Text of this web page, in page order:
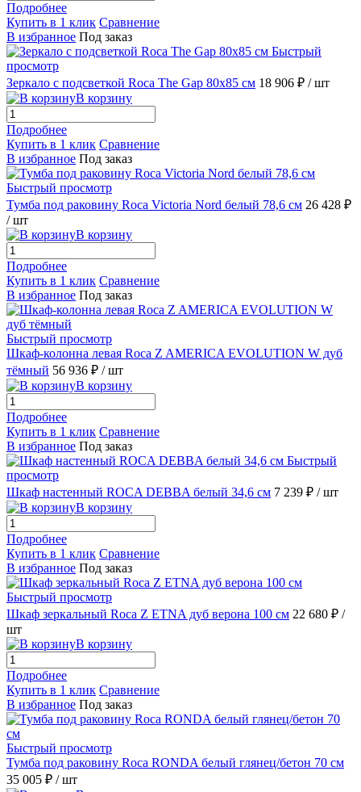
Подробнее
Купить в 1 клик Сравнение
В избранное Под заказ
Быстрый
просмотр
Зеркало с подсветкой Roca The Gap 80х85 см 18 906 ₽ / шт
В корзину
Подробнее
Купить в 1 клик Сравнение
В избранное Под заказ
Быстрый просмотр
Тумба под раковину Roca Victoria Nord белый 78,6 см 26 428 ₽
/ шт
В корзину
Подробнее
Купить в 1 клик Сравнение
В избранное Под заказ
Быстрый просмотр
Шкаф-колонна левая Roca Z AMERICA EVOLUTION W дуб
тёмный 56 936 ₽ / шт
В корзину
Подробнее
Купить в 1 клик Сравнение
В избранное Под заказ
Быстрый
просмотр
Шкаф настенный ROCA DEBBA белый 34,6 см 7 239 ₽ / шт
В корзину
Подробнее
Купить в 1 клик Сравнение
В избранное Под заказ
Быстрый просмотр
Шкаф зеркальный Roca Z ETNA дуб верона 100 см 22 680 ₽ /
шт
В корзину
Подробнее
Купить в 1 клик Сравнение
В избранное Под заказ
Быстрый просмотр
Тумба под раковину Roca RONDA белый глянец/бетон 70 см
35 005 ₽ / шт